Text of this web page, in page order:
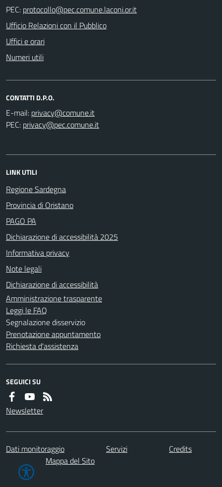
PEC:
Ufficio Relazioni con il Pubblico
Uffici e orari
Numeri utili
CONTATTI D.P.O.
E-mail:
PEC:
LINK UTILI
Regione Sardegna
Provincia di Oristano
PAGO PA
Dichiarazione di accessibilità 2025
Informativa privacy
Note legali
Dichiarazione di accessibilità
Amministrazione trasparente
Leggi le FAQ
Segnalazione disservizio
Prenotazione appuntamento
Richiesta d'assistenza
SEGUICI SU
Newsletter
Dati monitoraggio Servizi
Credits
Mappa del Sito